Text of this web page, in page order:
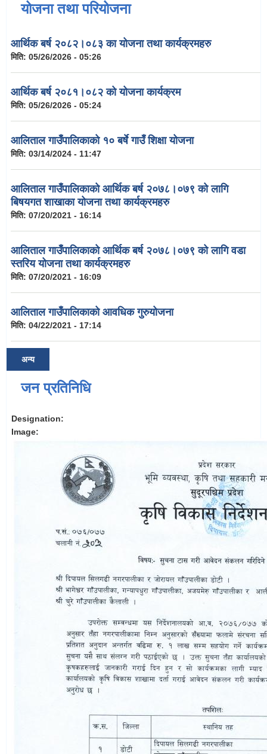
योजना तथा परियोजना
आर्थिक बर्ष २०८२।०८३ का योजना तथा कार्यक्रमहरु
मिति: 05/26/2026 - 05:26
आर्थिक बर्ष २०८१।०८२ को योजना कार्यक्रम
मिति: 05/26/2026 - 05:24
आलिताल गाउँपालिकाको १० बर्षे गाउँ शिक्षा योजना
मिति: 03/14/2024 - 11:47
आलिताल गाउँपालिकाको आर्थिक बर्ष २०७८।०७९ को लागि
बिषयगत शाखाका योजना तथा कार्यक्रमहरु
मिति: 07/20/2021 - 16:14
आलिताल गाउँपालिकाको आर्थिक बर्ष २०७८।०७९ को लागि वडा
स्तरिय योजना तथा कार्यक्रमहरु
मिति: 07/20/2021 - 16:09
आलिताल गाउँपालिकाको आवधिक गुरुयोजना
मिति: 04/22/2021 - 17:14
अन्य
जन प्रतिनिधि
Designation:
Image: